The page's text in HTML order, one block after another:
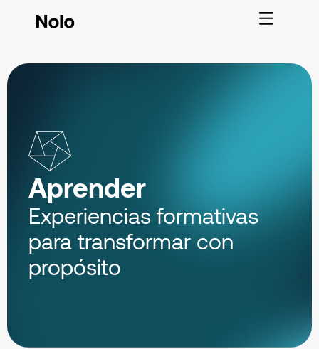
Aprender
Experiencias formativas
para transformar con
propósito